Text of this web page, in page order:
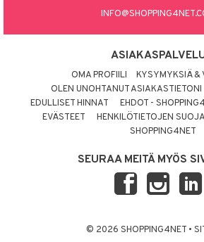
OMA PROFIILI
KYSYMYKSIÄ &
OLEN UNOHTANUT ASIAKASTIETONI
EDULLISET HINNAT
EHDOT -
EVÄSTEET
HENKILÖTIETOJEN
SHOPPING4NET
SEURAA MEITÄ MYÖS
© 2026 SHOPPING4NET •